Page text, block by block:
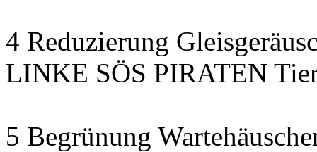
4 Reduzierung
LINKE SÖS PIRATEN
5 Begrünung